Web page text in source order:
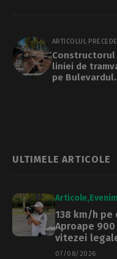
ARTICOLUL
Constructorul
liniei de
pe Bulevardul
ULTIMELE ARTICOLE
Articole
138 km/h pe
Aproape
vitezei
07/08/2026